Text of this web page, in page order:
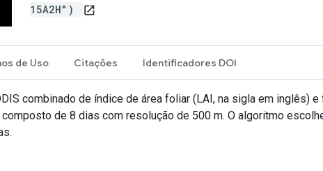
15A2H")
open_in_new
de Uso Citações Identificadores DOI
combinado de índice de área foliar (LAI, na sigla em inglês)
de 8 dias com resolução de 500 m. O algoritmo